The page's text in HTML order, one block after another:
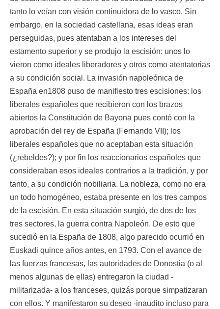
tanto lo veían con visión continuidora de lo vasco. Sin
embargo, en la sociedad castellana, esas ideas eran
perseguidas, pues atentaban a los intereses del
estamento superior y se produjo la escisión: unos lo
vieron como ideales liberadores y otros como atentatorias
a su condición social. La invasión napoleónica de
España en1808 puso de manifiesto tres escisiones: los
liberales españoles que recibieron con los brazos
abiertos la Constitución de Bayona pues contó con la
aprobación del rey de España (Fernando VII); los
liberales españoles que no aceptaban esta situación
(¿rebeldes?); y por fin los reaccionarios españoles que
consideraban esos ideales contrarios a la tradición, y por
tanto, a su condición nobiliaria. La nobleza, como no era
un todo homogéneo, estaba presente en los tres campos
de la escisión. En esta situación surgió, de dos de los
tres sectores, la guerra contra Napoleón. De esto que
sucedió en la España de 1808, algo parecido ocurrió en
Euskadi quince años antes, en 1793. Con el avance de
las fuerzas francesas, las autoridades de Donostia (o al
menos algunas de ellas) entregaron la ciudad -
militarizada- a los franceses, quizás porque simpatizaran
con ellos. Y manifestaron su deseo -inaudito incluso para